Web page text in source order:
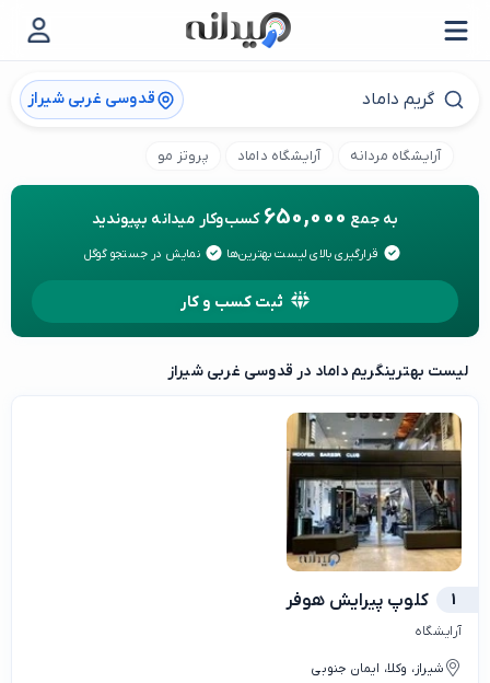
قدوسی غربی شیراز
آرایشگاه مردانه آرایشگاه داماد پروتز مو
به جمع 650,000 کسب‌وکار میدانه بپیوندید
قرارگیری بالای لیست بهترین‌ها نمایش در جستجو گوگل
ثبت کسب و کار
لیست بهترینگریم داماد در قدوسی غربی شیراز
1 کلوپ پیرایش هوفر
آرایشگاه
شیراز، وکلا، ایمان جنوبی